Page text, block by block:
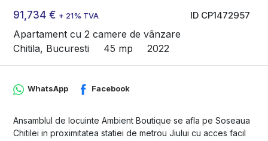
ID CP1472957
91,734 € + 21% TVA
Apartament cu 2 camere de vânzare
Chitila, Bucuresti
45 mp 2022
WhatsApp Facebook
Ansamblul de locuinte Ambient Boutique se afla pe Soseaua
Chitilei in proximitatea statiei de metrou Jiului cu acces facil